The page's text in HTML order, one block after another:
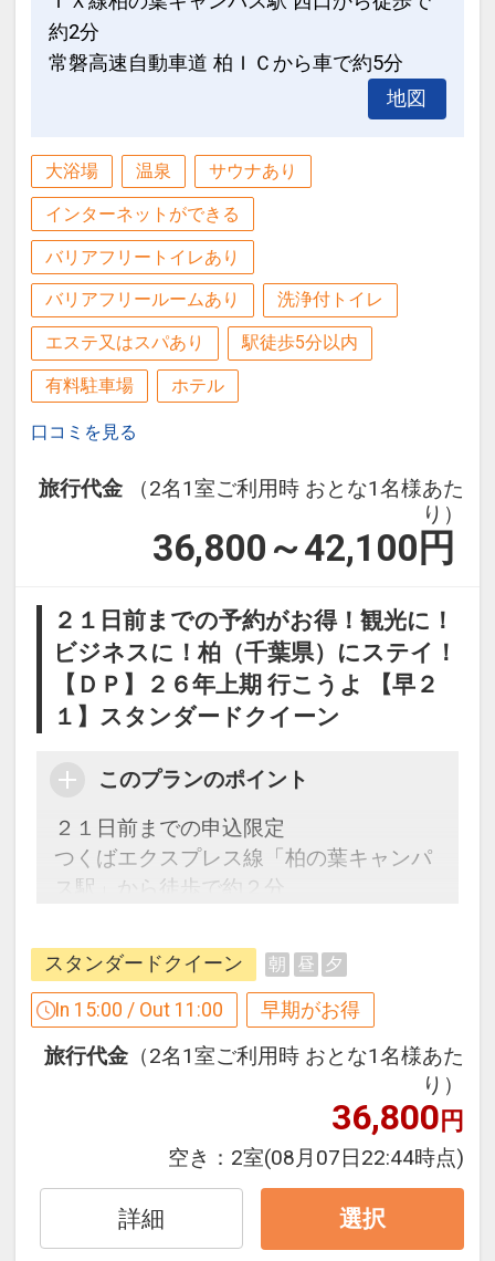
約2分
常磐高速自動車道 柏ＩＣから車で約5分
地図
大浴場 温泉 サウナあり
インターネットができる
バリアフリートイレあり
バリアフリールームあり 洗浄付トイレ
エステ又はスパあり 駅徒歩5分以内
有料駐車場 ホテル
口コミを見る
旅行代金
（2名1室ご利用時 おとな1名様あた
り）
36,800～42,100 円
２１日前までの予約がお得！観光に！
ビジネスに！柏（千葉県）にステイ！
【ＤＰ】２６年上期 行こうよ 【早２
１】スタンダードクイーン
このプランのポイント
２１日前までの申込限定
つくばエクスプレス線「柏の葉キャンパ
ス駅」から徒歩で約２分
園」、ショッピングセンター「ららぽー
と柏の葉」
【２１日前までの申込限定だからお得】
本プランは「初泊日の２１日前までにお
申し込みの方」に限りご予約可能なプラ
ンです。
※早期申込対象期間を過ぎてからの変更
（人数の内訳・客室タイプ・食事条件・
スタンダードクイーン 朝 昼 夕
In 15:00 / Out 11:00 早期がお得
旅行代金 （2名1室ご利用時 おとな1名様あた
り）
36,800円
空き： 2室(08月07日22:44時点)
詳細 選択